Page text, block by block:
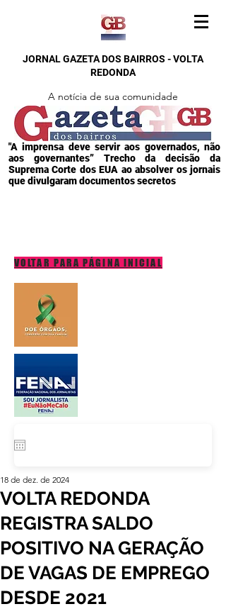
JORNAL GAZETA DOS BAIRROS - VOLTA
REDONDA
A notícia de sua comunidade
"A imprensa deve servir aos governados, não
aos governantes” Trecho da decisão da
Suprema Corte dos EUA ao absolver os jornais
que divulgaram documentos secretos
VOLTAR PARA PÁGINA INICIAL
VOLTA REDONDA
REGISTRA SALDO
POSITIVO NA GERAÇÃO
DE VAGAS DE EMPREGO
DESDE 2021
18 de dez. de 2024